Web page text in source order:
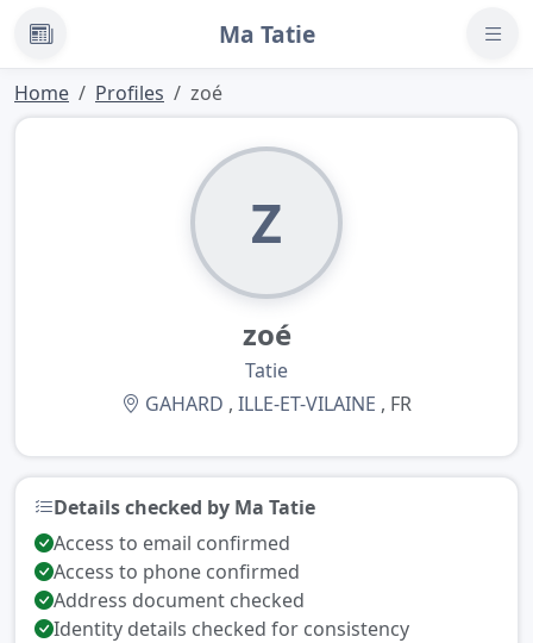
News Ma Tatie
Home Profiles zoé
Z
zoé
Tatie
GAHARD , ILLE-ET-VILAINE , FR
Details checked by Ma Tatie
Access to email confirmed
Access to phone confirmed
Address document checked
Identity details checked for consistency